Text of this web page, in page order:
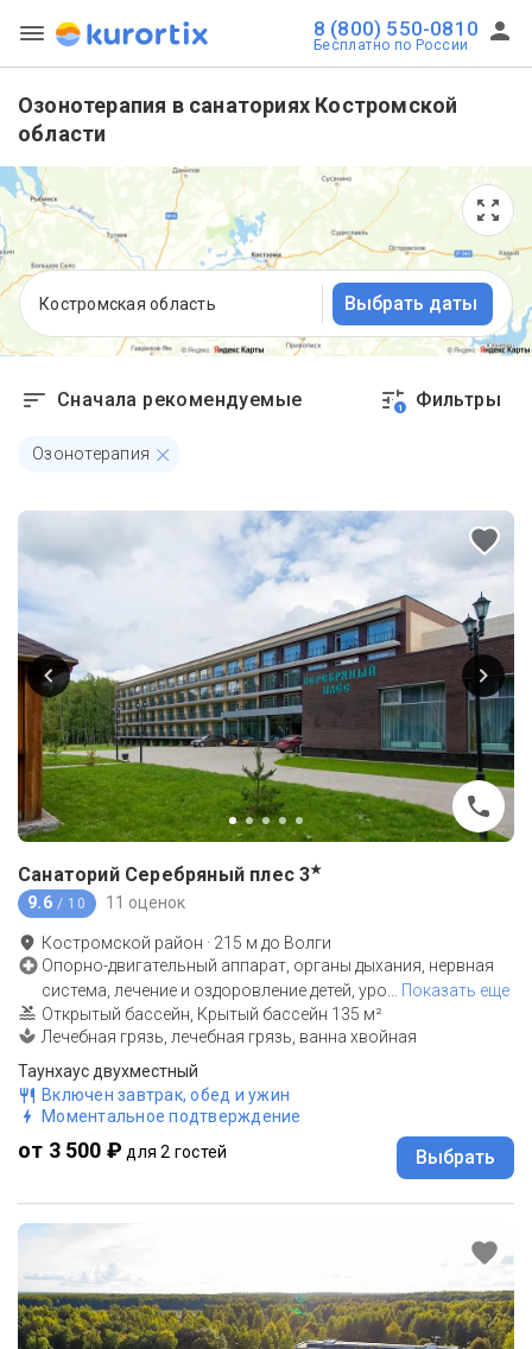
8 (800) 550-0810
Бесплатно по России
Озонотерапия в санаториях Костромской
области
Костромская область Выбрать даты
Сначала рекомендуемые 1 Фильтры
Озонотерапия
Санаторий Серебряный плес 3★
9.6 / 10 11 оценок
Костромской район · 215 м до Волги
Опорно-двигательный аппарат, органы дыхания, нервная
система, лечение и оздоровление детей, уро
Показать еще
Открытый бассейн, Крытый бассейн 135 м²
Лечебная грязь, лечебная грязь, ванна хвойная
Таунхаус двухместный
Включен завтрак, обед и ужин
Моментальное подтверждение
от 3 500 ₽ для 2 гостей Выбрать